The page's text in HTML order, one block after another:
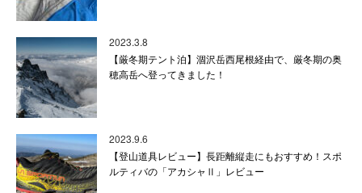
2023.3.8
【厳冬期テント泊】涸沢岳西尾根経由で、厳冬期の奥
穂高岳へ登ってきました！
2023.9.6
【登山道具レビュー】長距離縦走にもおすすめ！スポ
ルティバの「アカシャⅡ」レビュー